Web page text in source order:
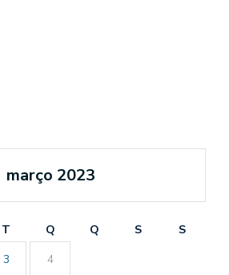
março 2023
T Q Q S
S
3 4